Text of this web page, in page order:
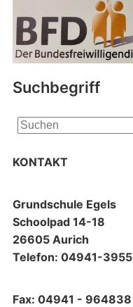
Suchbegriff
Search
for:
KONTAKT
Grundschule Egels
Schoolpad 14-18
26605 Aurich
Telefon: 04941-3955
Fax: 04941 - 964838